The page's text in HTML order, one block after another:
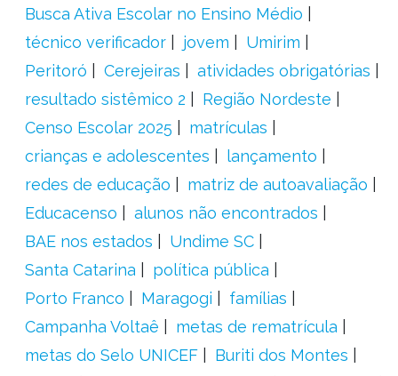
Busca Ativa Escolar no Ensino Médio
técnico verificador
jovem
Umirim
Peritoró
Cerejeiras
atividades obrigatórias
resultado sistêmico 2
Região Nordeste
Censo Escolar 2025
matrículas
crianças e adolescentes
lançamento
redes de educação
matriz de autoavaliação
Educacenso
alunos não encontrados
BAE nos estados
Undime SC
Santa Catarina
política pública
Porto Franco
Maragogi
famílias
Campanha Voltaê
metas de rematrícula
metas do Selo UNICEF
Buriti dos Montes